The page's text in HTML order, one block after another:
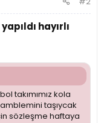
hayırlı
takımımız kola
taşıycak
sözleşme haftaya